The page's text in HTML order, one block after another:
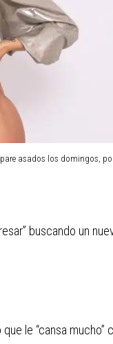
asados los domingos,
buscando un
le “cansa mucho”